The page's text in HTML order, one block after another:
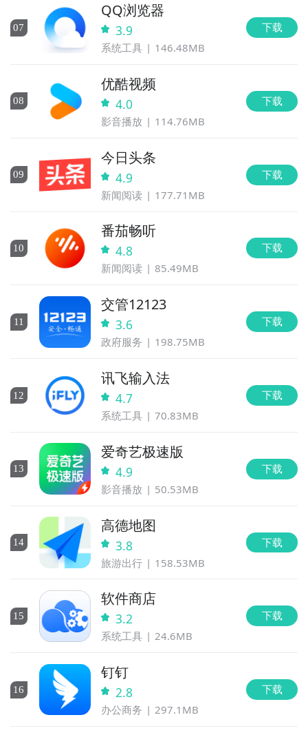
07
QQ浏览器
3.9
系统工具 146.48MB
下载
08
优酷视频
4.0
影音播放 114.76MB
下载
09
今日头条
4.9
新闻阅读 177.71MB
下载
10
番茄畅听
4.8
新闻阅读 85.49MB
下载
11
交管12123
3.6
政府服务 198.75MB
下载
12
讯飞输入法
4.7
系统工具 70.83MB
下载
13
爱奇艺极速版
4.9
影音播放 50.53MB
下载
14
高德地图
3.8
旅游出行 158.53MB
下载
15
软件商店
3.2
系统工具 24.6MB
下载
16
钉钉
2.8
办公商务 297.1MB
下载